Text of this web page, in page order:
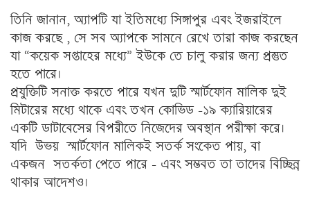
তিনি জানান, অ্যাপটি যা ইতিমধ্যে সিঙ্গাপুর এবং ইজরাইলে
কাজ করছে , সে সব অ্যাপকে সামনে রেখে তারা কাজ করছেন
যা “কয়েক সপ্তাহের মধ্যে” ইউকে তে চালু করার জন্য প্রস্তুত
হতে পারে।
প্রযুক্তিটি সনাক্ত করতে পারে যখন দুটি স্মার্টফোন মালিক দুই
মিটারের মধ্যে থাকে এবং তখন কোভিড -১৯ ক্যারিয়ারের
একটি ডাটাবেসের বিপরীতে নিজেদের অবস্থান পরীক্ষা করে।
যদি উভয় স্মার্টফোন মালিকই সতর্ক সংকেত পায়, বা
একজন সতর্কতা পেতে পারে – এবং সম্ভবত তা তাদের বিচ্ছিন্ন
থাকার আদেশও।